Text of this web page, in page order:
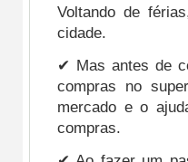
Voltando de
cidade.
✔ Mas antes de
compras no
mercado e o
compras.